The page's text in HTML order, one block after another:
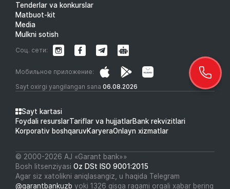
Tenderlar va konkurslar
Matbuot-kit
Media
Mulkni sotish
Sayt oxirgi yangilangan sana 06.08.2026
Мобильное приложение:
Соц. сети:
Sayt kartasi
Foydali resurslarTariflar va hujjatlarBank rekvizitlari
Korporativ boshqaruvKaryeraOnlayn xizmatlar
© 2000-2026 АJ «Garant bank»»
Bosh litsenziyasi Oz DSt ISO 9001:2015
Agar siz xatolikni aniqlasangiz, u haqida Telegram
@garantbankuzb yoki 1326 qisqa raqami orqali xabar bering